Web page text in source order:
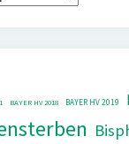
BAYER HV 2018 BAYER HV 2019